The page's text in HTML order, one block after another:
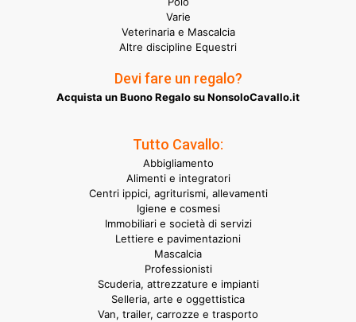
Varie
Veterinaria e Mascalcia
Altre discipline Equestri
Devi fare un regalo?
Acquista un Buono Regalo su NonsoloCavallo.it
Tutto Cavallo:
Abbigliamento
Alimenti e integratori
Centri ippici, agriturismi, allevamenti
Igiene e cosmesi
Immobiliari e società di servizi
Lettiere e pavimentazioni
Mascalcia
Professionisti
Scuderia, attrezzature e impianti
Selleria, arte e oggettistica
Van, trailer, carrozze e trasporto